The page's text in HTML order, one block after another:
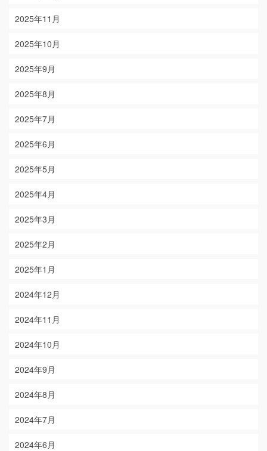
2025年11月
2025年10月
2025年9月
2025年8月
2025年7月
2025年6月
2025年5月
2025年4月
2025年3月
2025年2月
2025年1月
2024年12月
2024年11月
2024年10月
2024年9月
2024年8月
2024年7月
2024年6月